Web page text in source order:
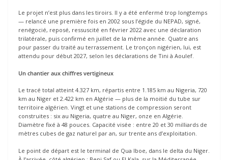
Le projet n’est plus dans les tiroirs. Il y a été enfermé trop longtemps
— relancé une première fois en 2002 sous l’égide du NEPAD, signé,
renégocié, reposé, ressuscité en février 2022 avec une déclaration
trilatérale, puis confirmé en juillet de la même année. Quatre ans
pour passer du traité au terrassement. Le tronçon nigérien, lui, est
attendu pour début 2027, selon les déclarations de Tini à Aoulef.
Un chantier aux chiffres vertigineux
Le tracé total atteint 4.327 km, répartis entre 1.185 km au Nigeria, 720
km au Niger et 2.422 km en Algérie — plus de la moitié du tube sur
territoire algérien. Vingt et une stations de compression seront
construites : six au Nigeria, quatre au Niger, onze en Algérie.
Diamètre fixé à 48 pouces. Capacité visée : entre 20 et 30 milliards de
mètres cubes de gaz naturel par an, sur trente ans d’exploitation.
Le point de départ est le terminal de Qua Iboe, dans le delta du Niger.